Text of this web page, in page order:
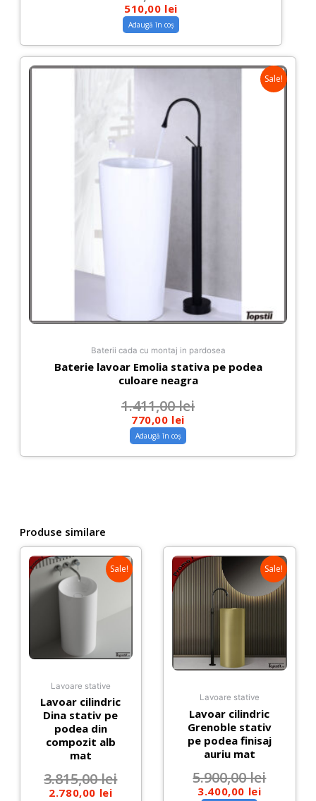
510,00 lei
Adaugă în coș
Sale!
Baterii cada cu montaj in pardosea
Baterie lavoar Emolia stativa pe podea
culoare neagra
1.411,00lei
770,00 lei
Adaugă în coș
Produse similare
Sale!
Lavoare stative
Lavoar cilindric
Dina stativ pe
podea din
compozit alb
mat
3.815,00lei
2.780,00 lei
Sale!
Lavoare stative
Lavoar cilindric
Grenoble stativ
pe podea finisaj
auriu mat
5.900,00lei
3.400,00 lei